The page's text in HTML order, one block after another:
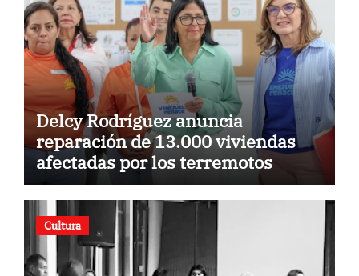
Delcy Rodríguez anuncia
reparación de 13.000 viviendas
afectadas por los terremotos
Cultura